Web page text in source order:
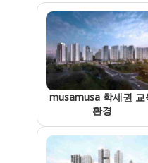
musamusa 학세권 교
환경